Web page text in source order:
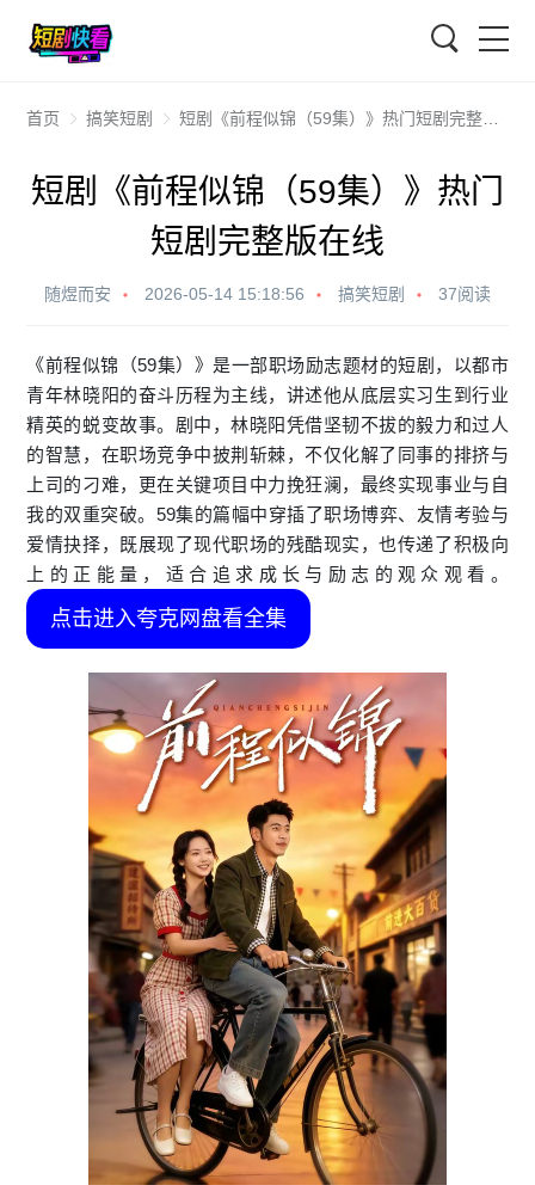
首页 搞笑短剧 短剧《前程似锦（59集）》热门短剧完整版在线
短剧《前程似锦（59集）》热门
短剧完整版在线
随煜而安 2026-05-14 15:18:56 搞笑短剧 37阅读
《前程似锦（59集）》是一部职场励志题材的短剧，以都市
青年林晓阳的奋斗历程为主线，讲述他从底层实习生到行业
精英的蜕变故事。剧中，林晓阳凭借坚韧不拔的毅力和过人
的智慧，在职场竞争中披荆斩棘，不仅化解了同事的排挤与
上司的刁难，更在关键项目中力挽狂澜，最终实现事业与自
我的双重突破。59集的篇幅中穿插了职场博弈、友情考验与
爱情抉择，既展现了现代职场的残酷现实，也传递了积极向
上的正能量，适合追求成长与励志的观众观看。
点击进入夸克网盘看全集